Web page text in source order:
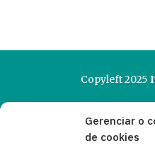
Gerenciar o
de cookies
Copyleft 2025